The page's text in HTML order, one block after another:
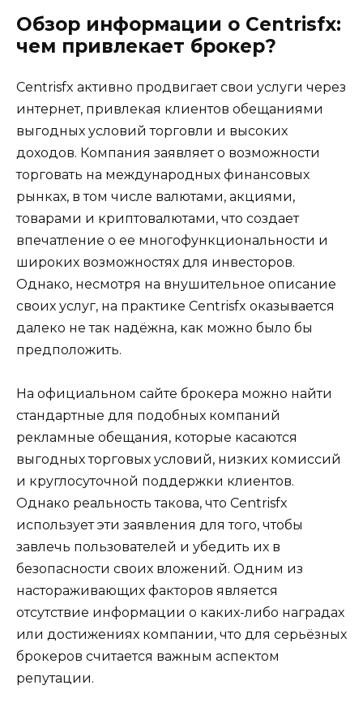
Обзор информации о Centrisfx:
чем привлекает брокер?
Centrisfx активно продвигает свои услуги через
интернет, привлекая клиентов обещаниями
выгодных условий торговли и высоких
доходов. Компания заявляет о возможности
торговать на международных финансовых
рынках, в том числе валютами, акциями,
товарами и криптовалютами, что создает
впечатление о ее многофункциональности и
широких возможностях для инвесторов.
Однако, несмотря на внушительное описание
своих услуг, на практике Centrisfx оказывается
далеко не так надёжна, как можно было бы
предположить.
На официальном сайте брокера можно найти
стандартные для подобных компаний
рекламные обещания, которые касаются
выгодных торговых условий, низких комиссий
и круглосуточной поддержки клиентов.
Однако реальность такова, что Centrisfx
использует эти заявления для того, чтобы
завлечь пользователей и убедить их в
безопасности своих вложений. Одним из
настораживающих факторов является
отсутствие информации о каких-либо наградах
или достижениях компании, что для серьёзных
брокеров считается важным аспектом
репутации.